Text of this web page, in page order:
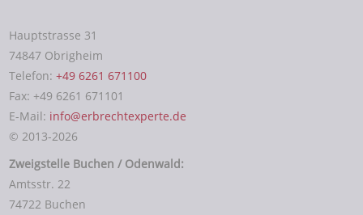
Hauptstrasse 31
74847 Obrigheim
Telefon:+49 6261 671100
Fax: +49 6261 671101
E-Mail: info@erbrechtexperte.de
© 2013-2026
Zweigstelle Buchen / Odenwald:
Amtsstr. 22
74722 Buchen